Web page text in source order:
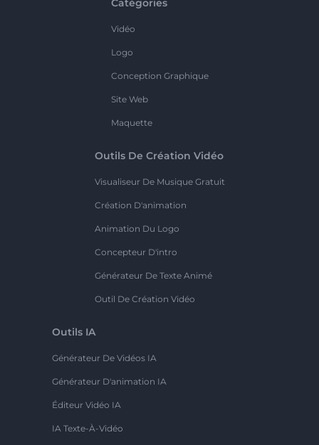
Catégories
Vidéo
Logo
Conception Graphique
Site Web
Maquette
Outils De Création Vidéo
Visualiseur De Musique Gratuit
Création D'animation
Animation Du Logo
Concepteur D'intro
Générateur De Texte Animé
Outil De Création Vidéo
Outils IA
Générateur De Vidéos IA
Générateur D'animation IA
Éditeur Vidéo IA
IA Texte-À-Vidéo